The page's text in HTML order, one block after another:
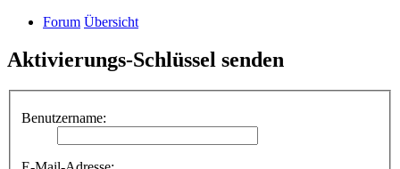
Forum Übersicht
Aktivierungs-Schlüssel senden
Benutzername: